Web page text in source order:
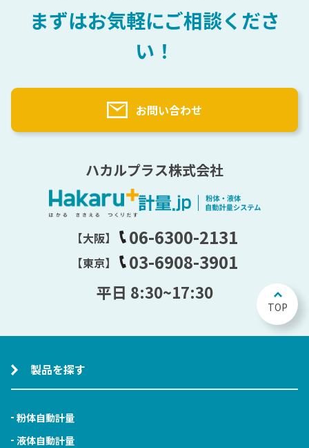
まずはお気軽にご相談くださ
い！
お問い合わせ
ハカルプラス株式会社
【大阪】 06-6300-2131
【東京】 03-6908-3901
平日 8:30~17:30
TOP
製品を探す
粉体自動計量
液体自動計量